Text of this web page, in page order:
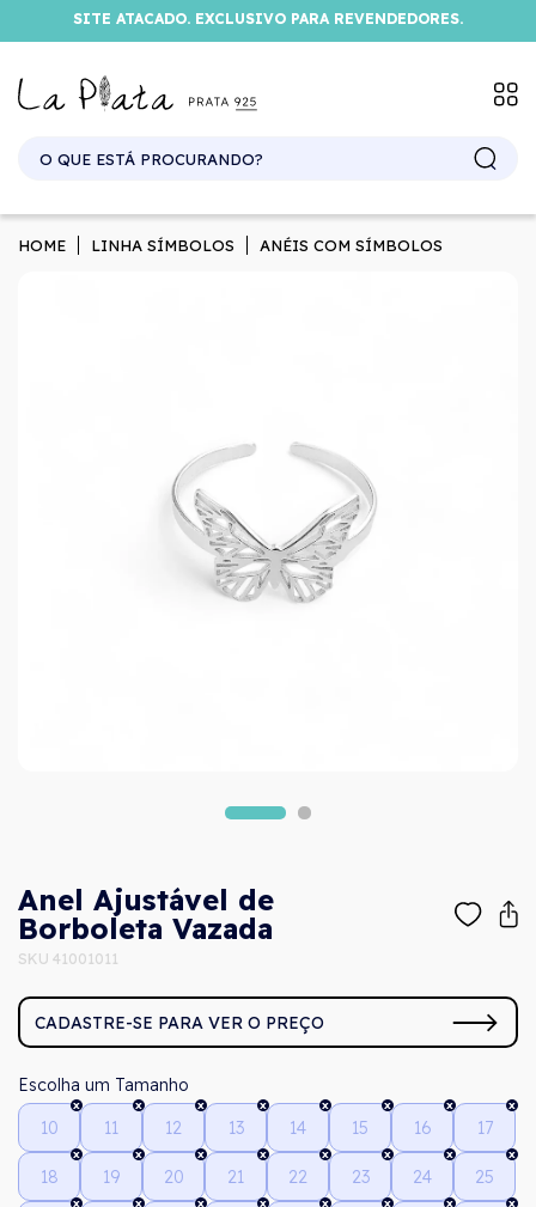
SITE ATACADO. EXCLUSIVO PARA REVENDEDORES.
HOME LINHA SÍMBOLOS ANÉIS COM SÍMBOLOS
Anel Ajustável de
Borboleta Vazada
SKU 41001011
CADASTRE-SE PARA VER O PREÇO
Tamanho
10
11 12 13 14 15 16 17
18 19 20 21 22 23 24 25